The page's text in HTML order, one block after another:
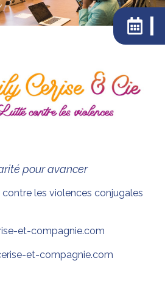
pour avancer
les violences conjugales
et-compagnie.com
et-compagnie.com